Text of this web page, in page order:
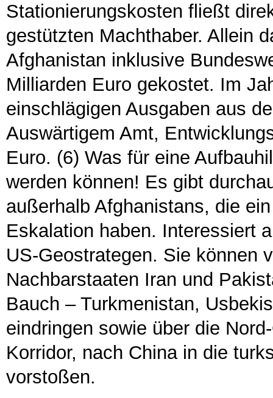
Stationierungskosten fließt
gestützten Machthaber. Allein
Afghanistan inklusive
Milliarden Euro gekostet. Im
einschlägigen Ausgaben aus
Auswärtigem Amt,
Euro. (6) Was für eine
werden können! Es gibt
außerhalb Afghanistans, die
Eskalation haben. Interessiert
US-Geostrategen. Sie können
Nachbarstaaten Iran und
Bauch – Turkmenistan,
eindringen sowie über die
Korridor, nach China in die
vorstoßen.